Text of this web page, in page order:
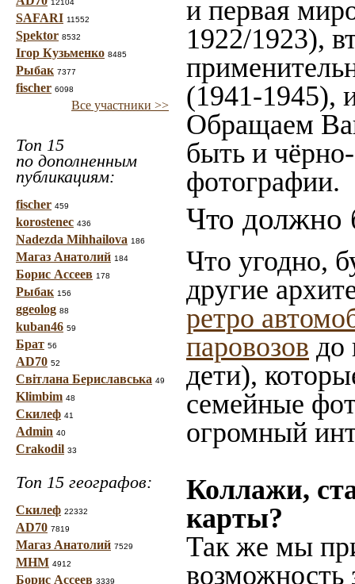
12104
SAFARI 11552
Spektor 8532
Ігор Кузьменко 8485
Рыбак 7377
fischer 6098
Все участники >>
Топ 15
по дополненным
публикациям:
fischer 459
korostenec 436
Nadezda Mihhailova 186
Магаз Анатолий 184
Борис Ассеев 178
Рыбак 156
ggeolog 88
kuban46 59
Брат 56
AD70 52
Світлана Бериславська 49
Klimbim 48
Скилеф 41
Admin 40
Crakodil 33
Топ 15 географов:
Скилеф 22332
AD70 7819
Магаз Анатолий 7529
МНМ 4912
Борис Ассеев 3339
и первая
1922/1923),
(1941-1945),
Обращаем
быть и
фотографии.
Что должно
Что угодно,
другие
ретро
паровозов до
дети),
семейные
огромный
Коллажи,
карты?
Так же мы
возможность